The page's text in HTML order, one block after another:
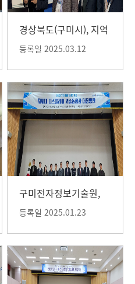
경상북도(구미시), 지역
한 「MWC 2025 경상
등록일 2025.03.12
구미전자정보기술원,
업 포럼 개최
등록일 2025.01.23